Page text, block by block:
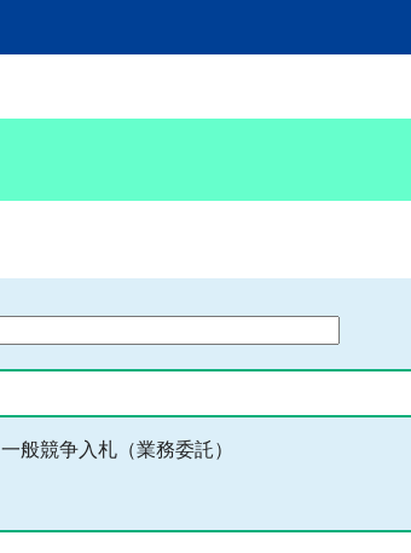
一般競争入札（業務委託）